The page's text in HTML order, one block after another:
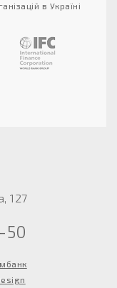
в Україні
127